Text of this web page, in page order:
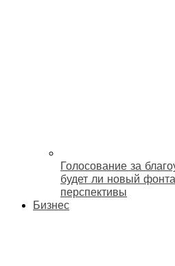
Голосование за
будет ли новый
перспективы
Бизнес